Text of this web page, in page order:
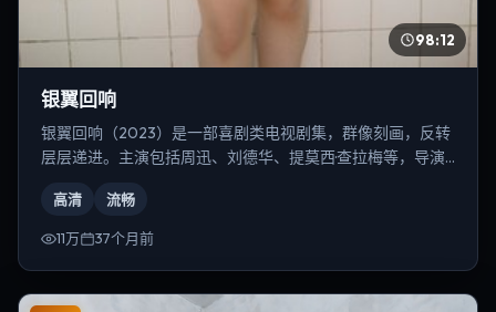
98:12
银翼回响
银翼回响（2023）是一部喜剧类电视剧集，群像刻画，反转
层层递进。主演包括周迅、刘德华、提莫西·查拉梅等，导演
高清 流畅
11万 37个月前